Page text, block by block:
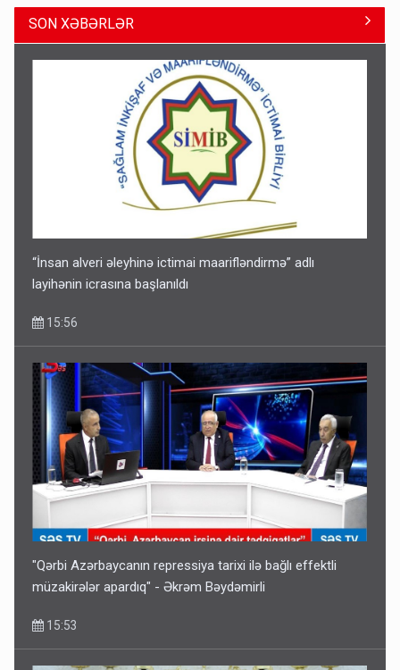
ŞOK! David Seliverstov ölkədən qaçdı
Bu ölkələrə şəxsiyyət vəsiqəsi ilə gedə biləcəksiniz -
SİYAHI
SON XƏBƏRLƏR
“İnsan alveri əleyhinə ictimai maarifləndirmə” adlı
layihənin icrasına başlanıldı
15:56
"Qərbi Azərbaycanın repressiya tarixi ilə bağlı effektli
müzakirələr apardıq" - Əkrəm Bəydəmirli
15:53